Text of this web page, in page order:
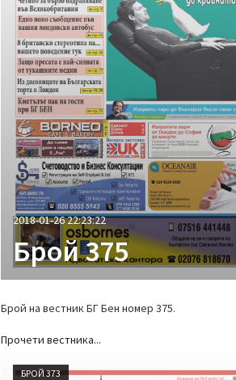
2018-01-26 22:23:22
Брой 375
Брой на вестник БГ Бен номер 375.
Прочети вестника...
БРОЙ 373